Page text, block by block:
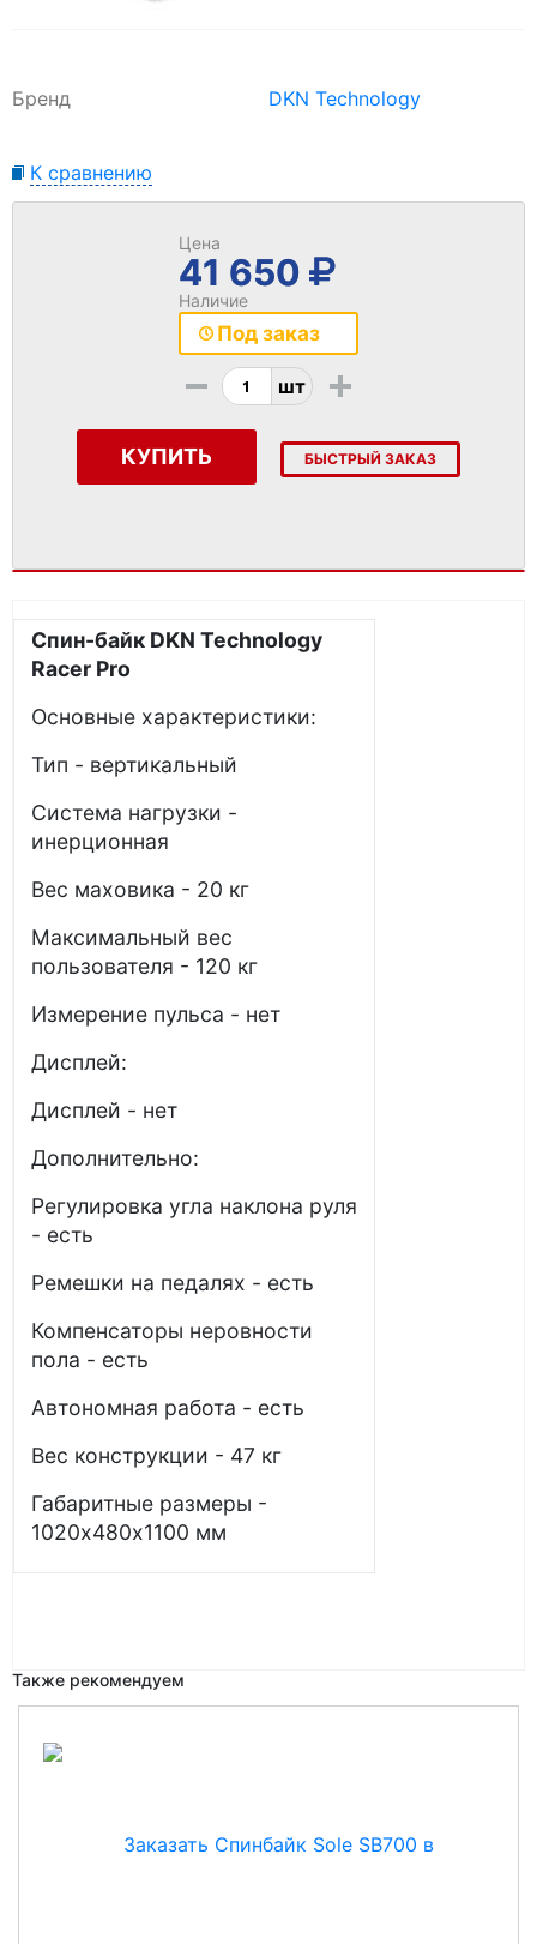
Бренд DKN Technology
К сравнению
Цена
41 650
Наличие
Под заказ
- шт +
КУПИТЬ БЫСТРЫЙ ЗАКАЗ
Спин-байк DKN Technology
Racer Pro
Основные характеристики:
Тип - вертикальный
Система нагрузки -
инерционная
Вес маховика - 20 кг
Максимальный вес
пользователя - 120 кг
Измерение пульса - нет
Дисплей:
Дисплей - нет
Дополнительно:
Регулировка угла наклона руля
- есть
Ремешки на педалях - есть
Компенсаторы неровности
пола - есть
Автономная работа - есть
Вес конструкции - 47 кг
Габаритные размеры -
1020х480х1100 мм
Также рекомендуем